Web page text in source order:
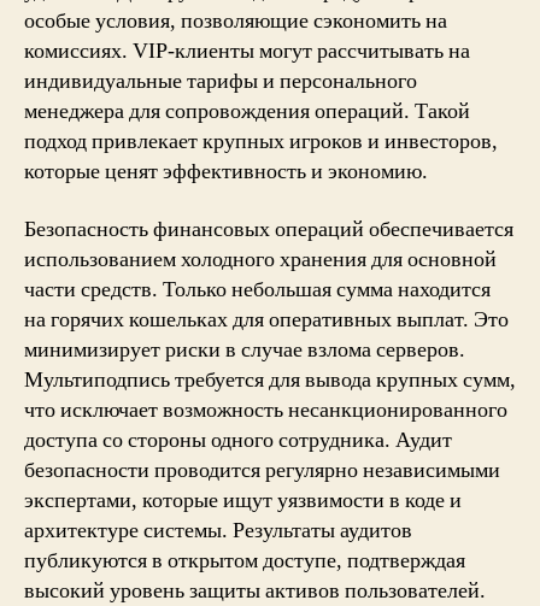
особые условия, позволяющие сэкономить на
комиссиях. VIP-клиенты могут рассчитывать на
индивидуальные тарифы и персонального
менеджера для сопровождения операций. Такой
подход привлекает крупных игроков и инвесторов,
которые ценят эффективность и экономию.
Безопасность финансовых операций обеспечивается
использованием холодного хранения для основной
части средств. Только небольшая сумма находится
на горячих кошельках для оперативных выплат. Это
минимизирует риски в случае взлома серверов.
Мультиподпись требуется для вывода крупных сумм,
что исключает возможность несанкционированного
доступа со стороны одного сотрудника. Аудит
безопасности проводится регулярно независимыми
экспертами, которые ищут уязвимости в коде и
архитектуре системы. Результаты аудитов
публикуются в открытом доступе, подтверждая
высокий уровень защиты активов пользователей.